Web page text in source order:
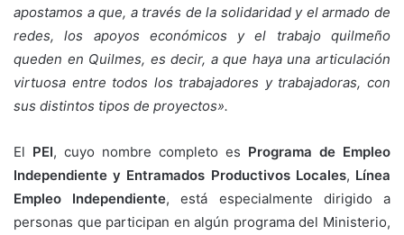
apostamos a que, a través de la solidaridad y el armado de
redes, los apoyos económicos y el trabajo quilmeño
queden en Quilmes, es decir, a que haya una articulación
virtuosa entre todos los trabajadores y trabajadoras, con
sus distintos tipos de proyectos».
El PEI, cuyo nombre completo es Programa de Empleo
Independiente y Entramados Productivos Locales, Línea
Empleo Independiente, está especialmente dirigido a
personas que participan en algún programa del Ministerio,